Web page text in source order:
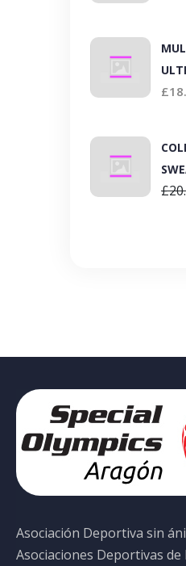
£
£
Asociación Deportiva sin
Asociaciones Deportivas